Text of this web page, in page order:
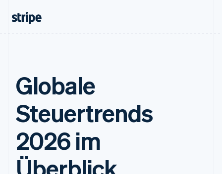
Globale
Steuertrends
2026 im
Überblick